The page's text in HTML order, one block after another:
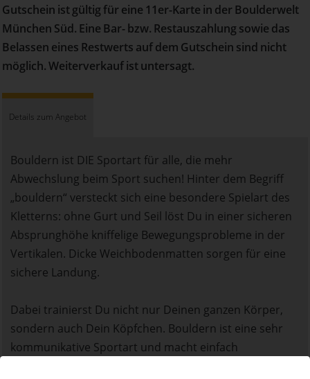
Gutschein ist gültig für eine 11er-Karte in der Boulderwelt
München Süd. Eine Bar- bzw. Restauszahlung sowie das
Belassen eines Restwerts auf dem Gutschein sind nicht
möglich. Weiterverkauf ist untersagt.
Details zum Angebot
Bouldern ist DIE Sportart für alle, die mehr
Abwechslung beim Sport suchen! Hinter dem Begriff
„bouldern“ versteckt sich eine besondere Spielart des
Kletterns: ohne Gurt und Seil löst Du in einer sicheren
Absprunghöhe kniffelige Bewegungsprobleme in der
Vertikalen. Dicke Weichbodenmatten sorgen für eine
sichere Landung.
Dabei trainierst Du nicht nur Deinen ganzen Körper,
sondern auch Dein Köpfchen. Bouldern ist eine sehr
kommunikative Sportart und macht einfach